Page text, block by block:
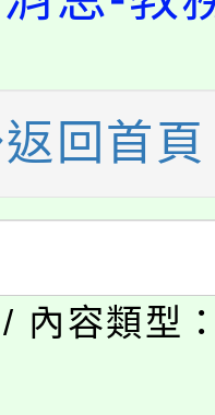
池舉行。
戶享有免
低收入戶
詳情可洽有
及科技中
習
育及科技
案入校路
育專業人
29、30在
於龍潭區
返回首頁
內容類型